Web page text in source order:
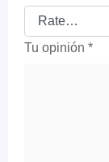
Tu opinión *